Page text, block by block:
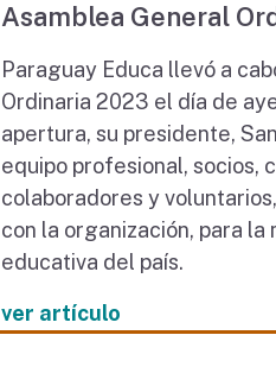
Asamblea General
Paraguay Educa llevó a
Ordinaria 2023 el día de
apertura, su presidente,
equipo profesional, socios,
colaboradores y
con la organización, para la
educativa del país.
ver artículo